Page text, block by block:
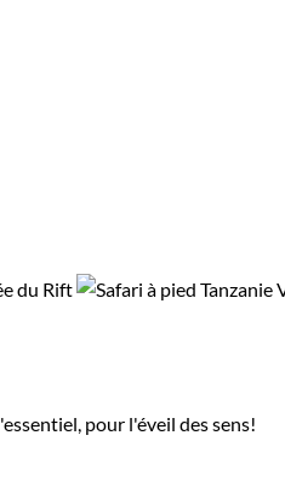
pour l'éveil des sens!